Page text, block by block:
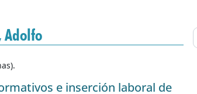
Adolfo
e inserción laboral de